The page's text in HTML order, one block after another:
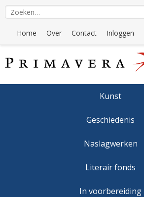
Home Over Contact Inloggen
Kunst
Geschiedenis
Naslagwerken
Literair fonds
In voorbereiding